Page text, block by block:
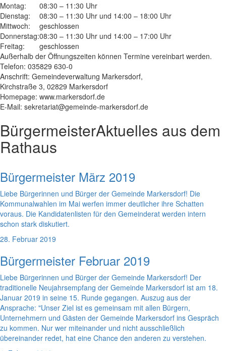
Montag:
08:30 – 11:30 Uhr
Dienstag:
08:30 – 11:30 Uhr und 14:00 – 18:00 Uhr
Mittwoch:
geschlossen
Donnerstag:08:30 – 11:30 Uhr und 14:00 – 17:00 Uhr
Freitag:
geschlossen
Außerhalb der Öffnungszeiten können Termine vereinbart werden.
Telefon: 035829 630-0
Anschrift: Gemeindeverwaltung Markersdorf,
Kirchstraße 3, 02829 Markersdorf
Homepage: www.markersdorf.de
E-Mail: sekretariat@gemeinde-markersdorf.de
BürgermeisterAktuelles aus dem
Rathaus
Bürgermeister März 2019
Liebe Bürgerinnen und Bürger der Gemeinde Markersdorf! Die
Kommunalwahlen im Mai werfen immer deutlicher ihre Schatten
voraus. Die Kandidatenlisten für den Gemeinderat werden intern
schon stark diskutiert.
28. Februar 2019
Bürgermeister Februar 2019
Liebe Bürgerinnen und Bürger der Gemeinde Markersdorf! Der
traditionelle Neujahrsempfang der Gemeinde Markersdorf ist am 18.
Januar 2019 in seine 15. Runde gegangen. Auszug aus der
Ansprache: "Unser Ziel ist es gemeinsam mit allen Bürgern,
Unternehmern und Gästen der Gemeinde Markersdorf ins Gespräch
zu kommen. Nur wer miteinander und nicht ausschließlich
übereinander redet, hat eine Chance den anderen zu verstehen.